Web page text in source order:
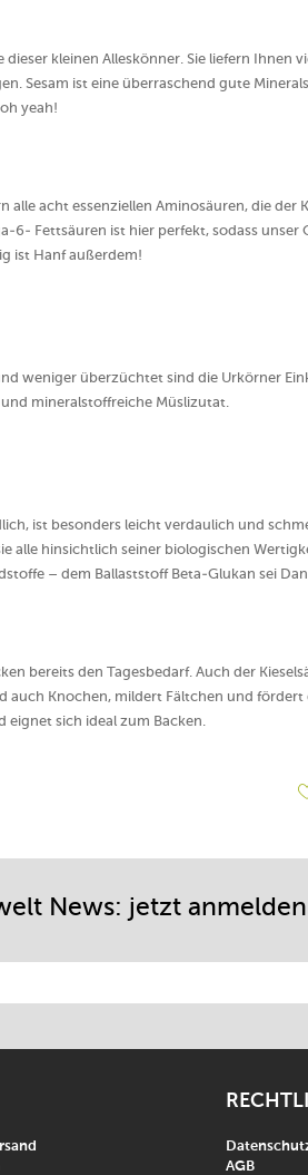
kleinen Alleskönner. Sie liefern Ihnen
Sesam ist eine überraschend gute
yeah!
alle acht essenziellen Aminosäuren, die der
6- Fettsäuren ist hier perfekt, sodass unser
ist Hanf außerdem!
weniger überzüchtet sind die Urkörner
mineralstoffreiche Müslizutat.
ist besonders leicht verdaulich und
alle hinsichtlich seiner biologischen
– dem Ballaststoff Beta-Glukan sei
bereits den Tagesbedarf. Auch der
auch Knochen, mildert Fältchen und
eignet sich ideal zum Backen.
News: jetzt
AGB